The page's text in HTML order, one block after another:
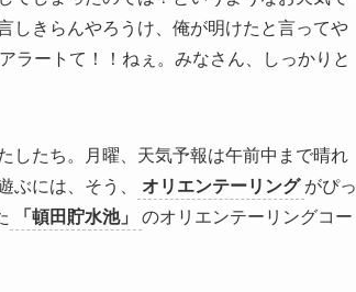
しきらんやろうけ、俺が明けたと言ってや
ラートて！！ねぇ。みなさん、しっかりと
したち。月曜、天気予報は午前中まで晴れ
ぶには、そう、
オリエンテーリング がぴっ
「頓田貯水池」
のオリエンテーリングコー